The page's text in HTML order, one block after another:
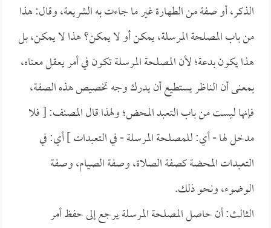
الذكر، أو صفة من الطهارة غير ما جاءت به الشريعة، وقال: هذا
من باب المصلحة المرسلة، يمكن أو لا يمكن؟ هذا لا يمكن، بل
هذا يكون بدعة؛ لأن المصلحة المرسلة تكون في أمر يعقل معناه،
بمعنى أن الناظر يستطيع أن يدرك وجه تخصيص هذه الصفة،
فإنها ليست من باب التعبد المحض؛ ولهذا قال المصنف: [ فلا
مدخل لها - أي: للمصلحة المرسلة - في التعبدات ] أي: في
التعبدات المحضة كصفة الصلاة، وصفة الصيام، وصفة
الوضوء، ونحو ذلك.
الثالث: أن حاصل المصلحة المرسلة يرجع إلى حفظ أمر